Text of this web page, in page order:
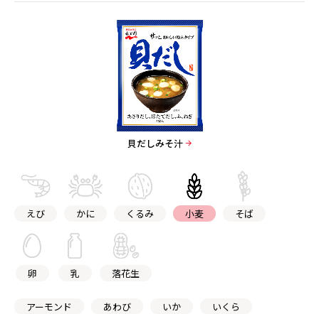
貝だしみそ汁
えび かに くるみ 小麦 そば
卵 乳 落花生
アーモンド あわび いか
いくら